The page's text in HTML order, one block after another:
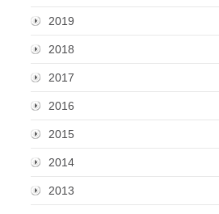
2019
2018
2017
2016
2015
2014
2013